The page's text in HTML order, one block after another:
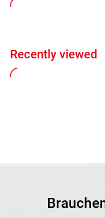
Recently viewed